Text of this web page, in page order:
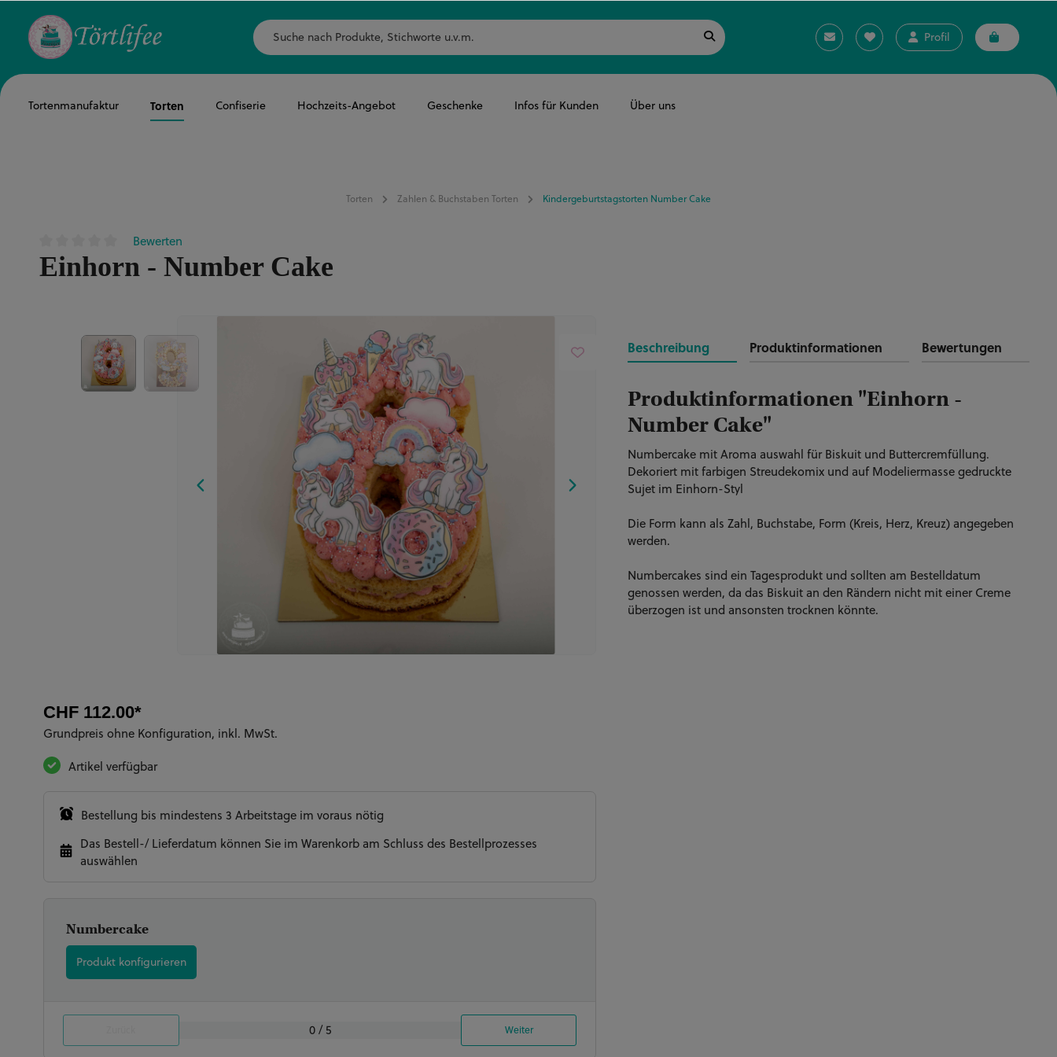
Profil
Tortenmanufaktur Torten Confiserie Hochzeits-Angebot Geschenke Infos für Kunden Über uns
Torten Zahlen & Buchstaben Torten Kindergeburtstagstorten Number Cake
Durchschnittliche Bewertung von 0 von 5 Sternen
Bewerten
Einhorn - Number Cake
Beschreibung Produktinformationen Bewertungen
Produktinformationen "Einhorn -
Number Cake"
Numbercake mit Aroma auswahl für Biskuit und Buttercremfüllung.
Dekoriert mit farbigen Streudekomix und auf Modeliermasse gedruckte
Sujet im Einhorn-Styl
Die Form kann als Zahl, Buchstabe, Form (Kreis, Herz, Kreuz) angegeben
werden.
Numbercakes sind ein Tagesprodukt und sollten am Bestelldatum
genossen werden, da das Biskuit an den Rändern nicht mit einer Creme
überzogen ist und ansonsten trocknen könnte.
CHF 112.00*
Grundpreis ohne Konfiguration, inkl. MwSt.
Artikel verfügbar
Bestellung bis mindestens 3 Arbeitstage im voraus nötig
Das Bestell-/ Lieferdatum können Sie im Warenkorb am Schluss des Bestellprozesses
auswählen
Numbercake
Produkt konfigurieren
Bitte geben Sie uns die Form der Torte bekannt:
0 / 5 Weiter